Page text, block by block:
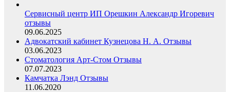
Сервисный центр ИП Орешкин Александр Игоревич
отзывы
09.06.2025
Адвокатский кабинет Кузнецова Н. А. Отзывы
03.06.2023
Стоматология Арт-Стом Отзывы
07.07.2023
Камчатка Лэнд Отзывы
11.06.2020